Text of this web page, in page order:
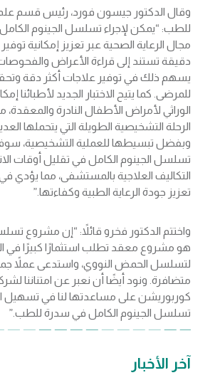
وقال الدكتور جيسون فورد، رئيس قسم
للطب: “يمكن لإجراء تسلسل الجينوم
مجال الرعاية الصحية عبر تعزيز إمكانية
دقيقة تستند إلى قراءة الأعراض
يسهم ذلك في توفير علاجات أكثر دقة
للمرضى. كما يتيح الاختبار الجديد لأطبائنا
الوراثي لأمراض الأطفال النادرة
الرحلة التشخيصية الطويلة التي يتحملها
وبفضل تبسيطها للعملية التشخيصية،
تسلسل الجينوم الكامل في تقليل أوقات
التكاليف العلاجية بالمستشفى، مما يؤدي
تعزيز جودة الرعاية الطبية وكفاءتها.”
واختتم الدكتور فخرو قائلاً: “إن مشروع
هو مشروع معقد تطلب استثمارًا كبيرًا في
لتسلسل الحمض النووي، واستدعى عملاً
متضافرة. ونود أيضًا أن نعبر عن امتناننا
كوربوريشن على مساعدتها لنا في تسهيل
تسلسل الجينوم الكامل في سدرة للطب.”
آخر الأخبار